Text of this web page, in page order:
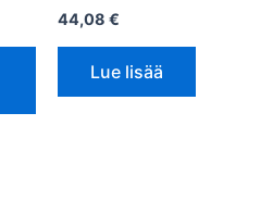
44,08 €
Lue lisää